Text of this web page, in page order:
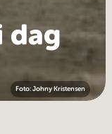
dag
Foto: Johny Kristensen